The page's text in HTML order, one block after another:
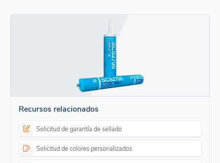
Recursos relacionados
Solicitud de garantía de sellado
Solicitud de colores personalizados